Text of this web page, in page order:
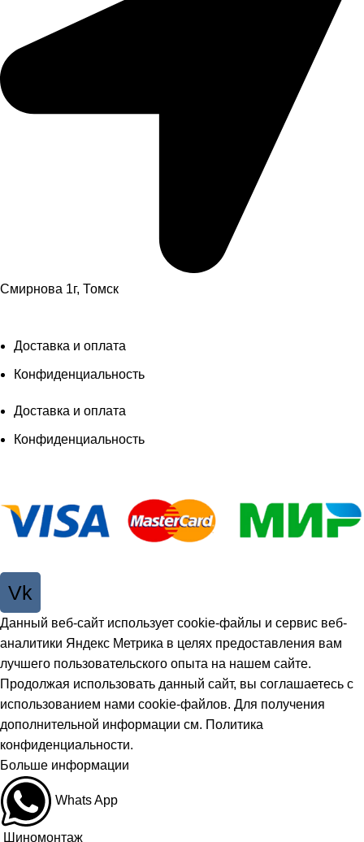
Смирнова 1г, Томск
Доставка и оплата
Конфиденциальность
Доставка и оплата
Конфиденциальность
Vk
Данный веб-сайт использует cookie-файлы и сервис веб-
аналитики Яндекс Метрика в целях предоставления вам
лучшего пользовательского опыта на нашем сайте.
Продолжая использовать данный сайт, вы соглашаетесь с
использованием нами cookie-файлов. Для получения
дополнительной информации см. Политика
конфиденциальности.
Больше информации
Whats App
Шиномонтаж